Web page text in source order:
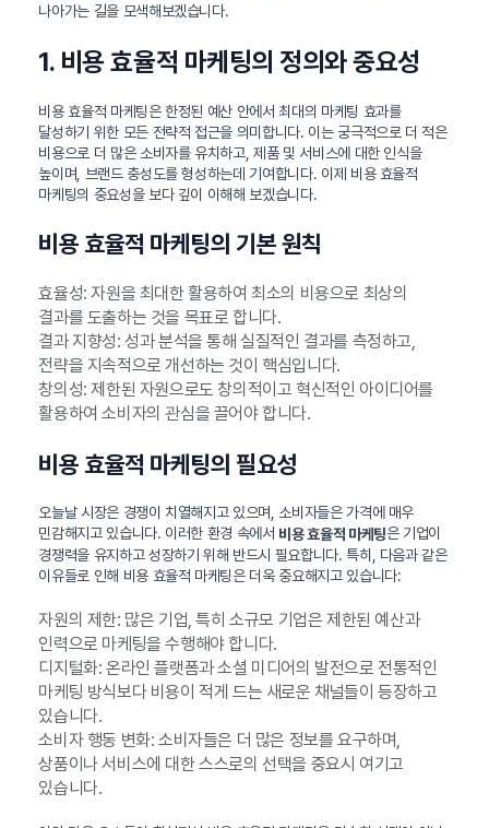
나아가는 길을 모색해보겠습니다.
1. 비용 효율적 마케팅의 정의와 중요성
비용 효율적 마케팅은 한정된 예산 안에서 최대의 마케팅 효과를
달성하기 위한 모든 전략적 접근을 의미합니다. 이는 궁극적으로 더 적은
비용으로 더 많은 소비자를 유치하고, 제품 및 서비스에 대한 인식을
높이며, 브랜드 충성도를 형성하는데 기여합니다. 이제 비용 효율적
마케팅의 중요성을 보다 깊이 이해해 보겠습니다.
비용 효율적 마케팅의 기본 원칙
효율성: 자원을 최대한 활용하여 최소의 비용으로 최상의
결과를 도출하는 것을 목표로 합니다.
결과 지향성: 성과 분석을 통해 실질적인 결과를 측정하고,
전략을 지속적으로 개선하는 것이 핵심입니다.
창의성: 제한된 자원으로도 창의적이고 혁신적인 아이디어를
활용하여 소비자의 관심을 끌어야 합니다.
비용 효율적 마케팅의 필요성
오늘날 시장은 경쟁이 치열해지고 있으며, 소비자들은 가격에 매우
민감해지고 있습니다. 이러한 환경 속에서 비용 효율적 마케팅은 기업이
경쟁력을 유지하고 성장하기 위해 반드시 필요합니다. 특히, 다음과 같은
이유들로 인해 비용 효율적 마케팅은 더욱 중요해지고 있습니다:
자원의 제한: 많은 기업, 특히 소규모 기업은 제한된 예산과
인력으로 마케팅을 수행해야 합니다.
디지털화: 온라인 플랫폼과 소셜 미디어의 발전으로 전통적인
마케팅 방식보다 비용이 적게 드는 새로운 채널들이 등장하고
있습니다.
소비자 행동 변화: 소비자들은 더 많은 정보를 요구하며,
상품이나 서비스에 대한 스스로의 선택을 중요시 여기고
있습니다.